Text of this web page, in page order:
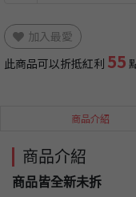
加入最愛
此商品可以折抵紅利 55
商品介紹
商品介紹
商品皆全新未拆